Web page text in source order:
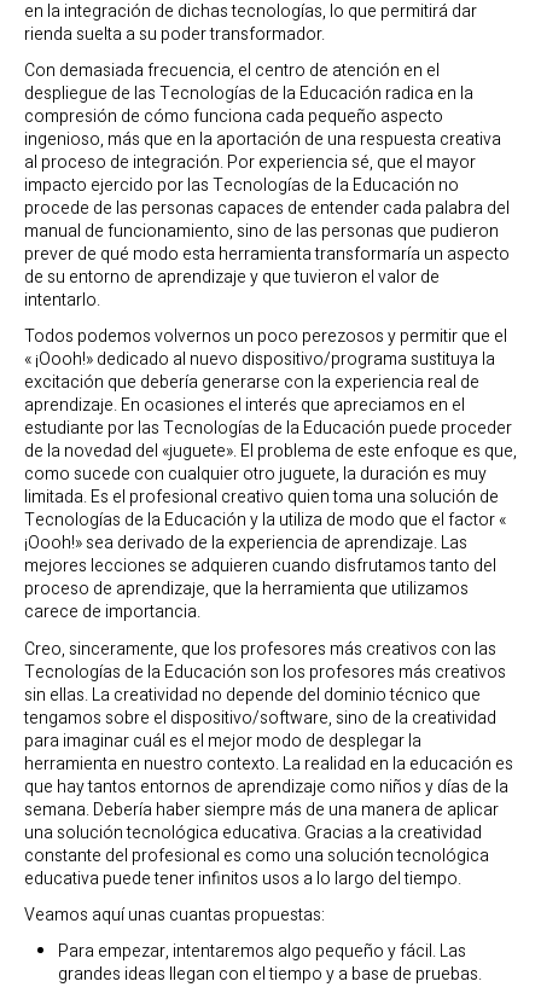
en la integración de dichas tecnologías, lo que permitirá dar
rienda suelta a su poder transformador.
Con demasiada frecuencia, el centro de atención en el
despliegue de las Tecnologías de la Educación radica en la
compresión de cómo funciona cada pequeño aspecto
ingenioso, más que en la aportación de una respuesta creativa
al proceso de integración. Por experiencia sé, que el mayor
impacto ejercido por las Tecnologías de la Educación no
procede de las personas capaces de entender cada palabra del
manual de funcionamiento, sino de las personas que pudieron
prever de qué modo esta herramienta transformaría un aspecto
de su entorno de aprendizaje y que tuvieron el valor de
intentarlo.
Todos podemos volvernos un poco perezosos y permitir que el
« ¡Oooh!» dedicado al nuevo dispositivo/programa sustituya la
excitación que debería generarse con la experiencia real de
aprendizaje. En ocasiones el interés que apreciamos en el
estudiante por las Tecnologías de la Educación puede proceder
de la novedad del «juguete». El problema de este enfoque es que,
como sucede con cualquier otro juguete, la duración es muy
limitada. Es el profesional creativo quien toma una solución de
Tecnologías de la Educación y la utiliza de modo que el factor «
¡Oooh!» sea derivado de la experiencia de aprendizaje. Las
mejores lecciones se adquieren cuando disfrutamos tanto del
proceso de aprendizaje, que la herramienta que utilizamos
carece de importancia.
Creo, sinceramente, que los profesores más creativos con las
Tecnologías de la Educación son los profesores más creativos
sin ellas. La creatividad no depende del dominio técnico que
tengamos sobre el dispositivo/software, sino de la creatividad
para imaginar cuál es el mejor modo de desplegar la
herramienta en nuestro contexto. La realidad en la educación es
que hay tantos entornos de aprendizaje como niños y días de la
semana. Debería haber siempre más de una manera de aplicar
una solución tecnológica educativa. Gracias a la creatividad
constante del profesional es como una solución tecnológica
educativa puede tener infinitos usos a lo largo del tiempo.
Veamos aquí unas cuantas propuestas:
Para empezar, intentaremos algo pequeño y fácil. Las
grandes ideas llegan con el tiempo y a base de pruebas.